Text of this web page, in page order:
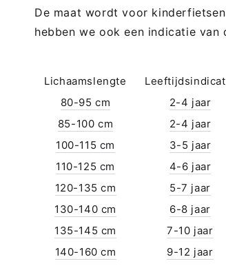
De maat wordt voor
hebben we ook een indicatie
Lichaamslengte
80-95 cm
2-4 jaar
85-100 cm
2-4 jaar
100-115 cm
3-5 jaar
110-125 cm
4-6 jaar
120-135 cm
5-7 jaar
130-140 cm
6-8 jaar
135-145 cm
7-10 jaar
140-160 cm
9-12 jaar